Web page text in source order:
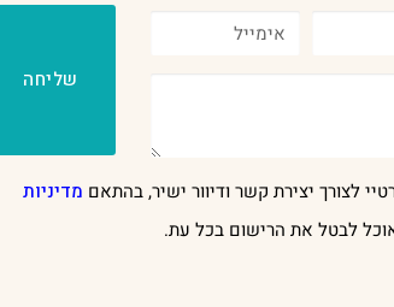
לצורך יצירת קשר ודיוור ישיר, בהתאם מדיניות
לבטל את הרישום בכל עת.
שליחה